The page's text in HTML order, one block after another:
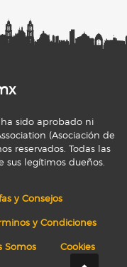
sido aprobado ni
(Asociación de
reservados. Todas las
sus legítimos dueños.
y Consejos
y Condiciones
Somos Cookies